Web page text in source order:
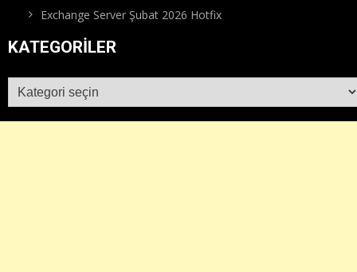
Exchange Server Şubat 2026 Hotfix
KATEGORILER